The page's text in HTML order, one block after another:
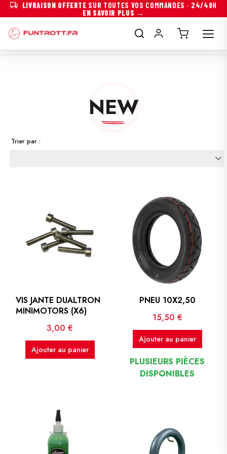
LIVRAISON OFFERTE SUR TOUTES VOS COMMANDES · 24/48H
EN SAVOIR PLUS →
NEW
Trier par :
VIS JANTE DUALTRON
MINIMOTORS (X6)
Prix
3,00 €
Ajouter au panier
PNEU 10X2,50
Prix
15,50 €
Ajouter au panier
PLUSIEURS PIÈCES
DISPONIBLES